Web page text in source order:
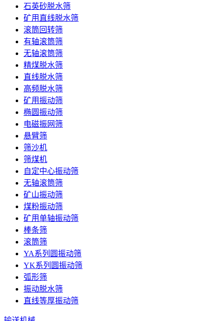
石英砂脱水筛
矿用直线脱水筛
滚筒回转筛
有轴滚筒筛
无轴滚筒筛
精煤脱水筛
直线脱水筛
高频脱水筛
矿用振动筛
椭圆振动筛
电磁振网筛
悬臂筛
筛沙机
筛煤机
自定中心振动筛
无轴滚筒筛
矿山振动筛
煤粉振动筛
矿用单轴振动筛
棒条筛
滚筒筛
YA系列圆振动筛
YK系列圆振动筛
弧形筛
振动脱水筛
直线等厚振动筛